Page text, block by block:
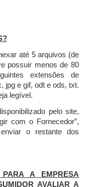
até 5 arquivos (de
possuir menos de 80
extensões de
jpg e gif, odt e ods, txt.
legível.
pelo site,
com o Fornecedor”,
o restante dos
A EMPRESA
AVALIAR A